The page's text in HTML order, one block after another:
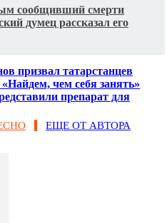
сообщивший смерти
думец рассказал его
призвал татарстанцев
чем себя занять»
препарат для
ЕЩЕ ОТ АВТОРА